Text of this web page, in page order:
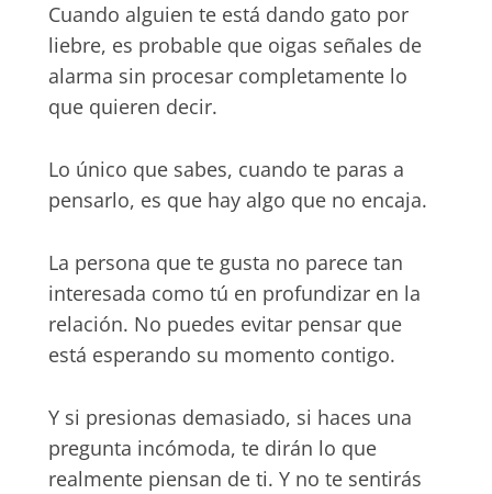
Cuando alguien te está dando gato por
liebre, es probable que oigas señales de
alarma sin procesar completamente lo
que quieren decir.
Lo único que sabes, cuando te paras a
pensarlo, es que hay algo que no encaja.
La persona que te gusta no parece tan
interesada como tú en profundizar en la
relación. No puedes evitar pensar que
está esperando su momento contigo.
Y si presionas demasiado, si haces una
pregunta incómoda, te dirán lo que
realmente piensan de ti. Y no te sentirás